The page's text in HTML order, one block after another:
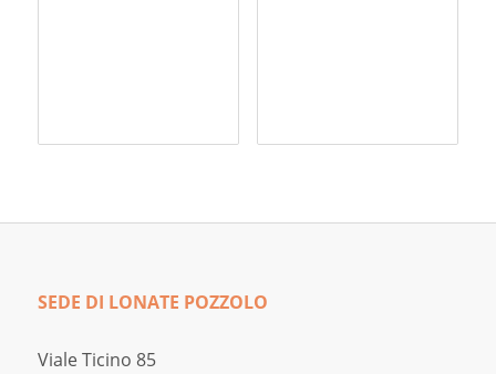
SEDE DI LONATE POZZOLO
Viale Ticino 85